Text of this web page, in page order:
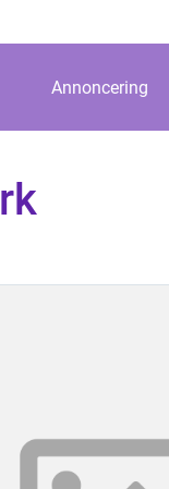
Annoncering